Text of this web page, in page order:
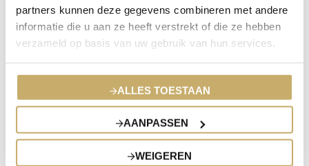
partners kunnen deze gegevens combineren met andere
informatie die u aan ze heeft verstrekt of die ze hebben
verzameld op basis van uw gebruik van hun services.
ALLES TOESTAAN
AANPASSEN
WEIGEREN
Fendi, Gucci, Prada, Céline, Dior